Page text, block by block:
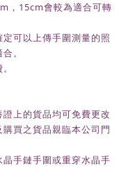
，15cm會較為適合可轉
可以上傳手圍測量的照
。
上的貨品均可免費更改
買之貨品親臨本公司門
手鏈手圍或重穿水晶手